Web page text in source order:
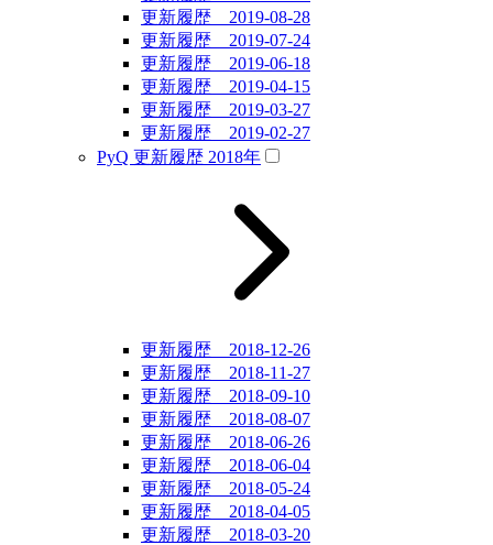
更新履歴 2019-08-28
更新履歴 2019-07-24
更新履歴 2019-06-18
更新履歴 2019-04-15
更新履歴 2019-03-27
更新履歴 2019-02-27
PyQ 更新履歴 2018年
更新履歴 2018-12-26
更新履歴 2018-11-27
更新履歴 2018-09-10
更新履歴 2018-08-07
更新履歴 2018-06-26
更新履歴 2018-06-04
更新履歴 2018-05-24
更新履歴 2018-04-05
更新履歴 2018-03-20